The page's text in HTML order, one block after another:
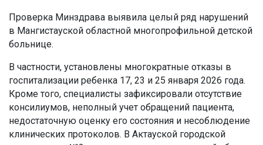
Проверка Минздрава выявила целый ряд нарушений
в Мангистауской областной многопрофильной детской
больнице.
В частности, установлены многократные отказы в
госпитализации ребенка 17, 23 и 25 января 2026 года.
Кроме того, специалисты зафиксировали отсутствие
консилиумов, неполный учет обращений пациента,
недостаточную оценку его состояния и несоблюдение
клинических протоколов. В Актауской городской